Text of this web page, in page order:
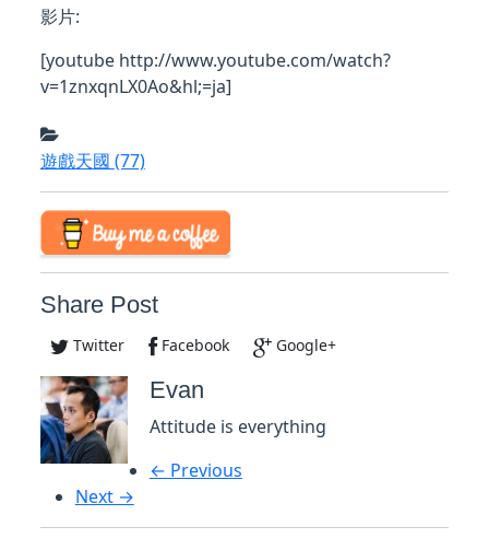
影片:
[youtube http://www.youtube.com/watch?
v=1znxqnLX0Ao&hl;=ja]
遊戲天國 (77)
Share Post
Twitter Facebook Google+
Evan
Attitude is everything
← Previous
Next →